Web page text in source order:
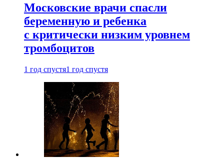
Московские врачи спасли
беременную и ребенка
с критически низким уровнем
тромбоцитов
1 год спустя1 год спустя